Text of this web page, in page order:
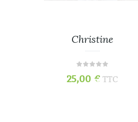
Christine
25,00 € TTC